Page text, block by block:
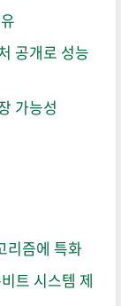
공개로 성능
가능성
리즘에 특화
트 시스템 제